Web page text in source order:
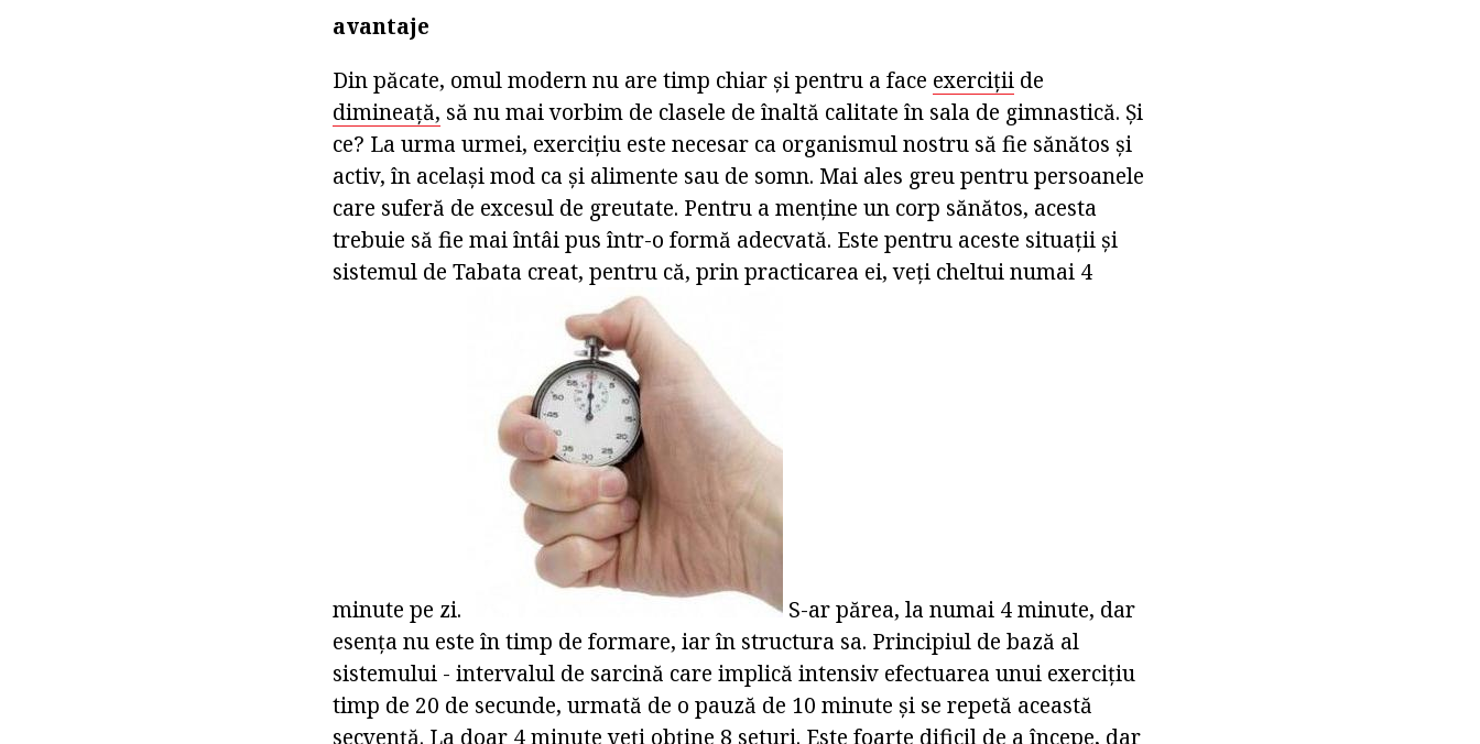
avantaje
Din păcate, omul modern nu are timp chiar și pentru a face exerciții de
dimineață, să nu mai vorbim de clasele de înaltă calitate în sala de gimnastică. Și
ce? La urma urmei, exercițiu este necesar ca organismul nostru să fie sănătos și
activ, în același mod ca și alimente sau de somn. Mai ales greu pentru persoanele
care suferă de excesul de greutate. Pentru a menține un corp sănătos, acesta
trebuie să fie mai întâi pus într-o formă adecvată. Este pentru aceste situații și
sistemul de Tabata creat, pentru că, prin practicarea ei, veți cheltui numai 4
minute pe zi.
S-ar părea, la numai 4 minute, dar
esența nu este în timp de formare, iar în structura sa. Principiul de bază al
sistemului - intervalul de sarcină care implică intensiv efectuarea unui exercițiu
timp de 20 de secunde, urmată de o pauză de 10 minute și se repetă această
secvență. La doar 4 minute veți obține 8 seturi. Este foarte dificil de a începe, dar